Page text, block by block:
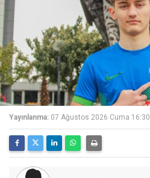
Yayınlanma: 07 Ağustos 2026 Cuma 16:30